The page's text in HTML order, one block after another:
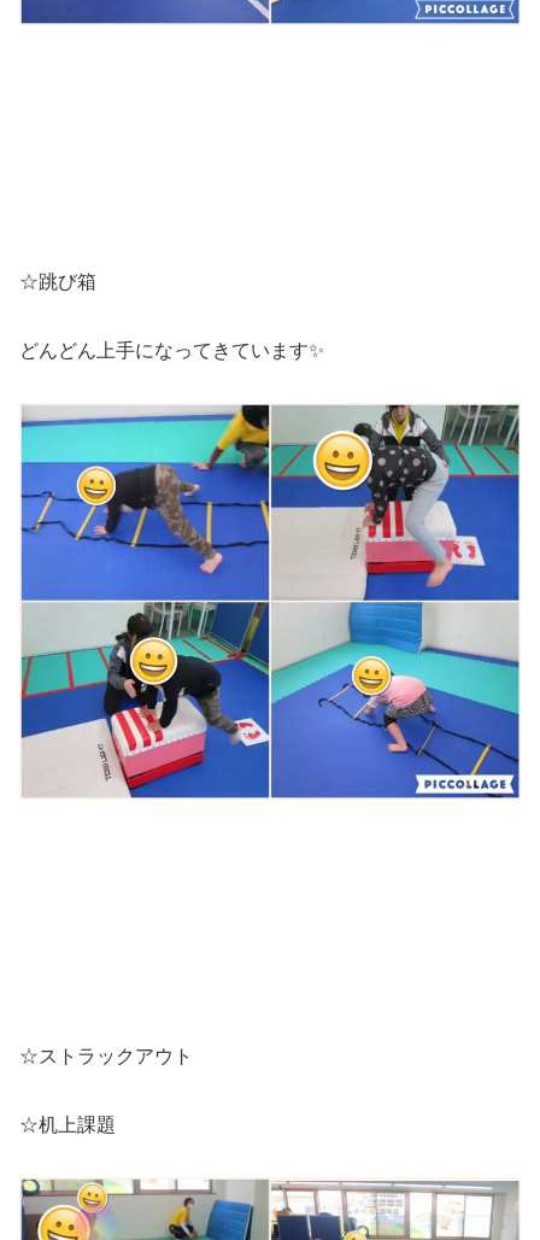
☆跳び箱
どんどん上手になってきています✨
☆ストラックアウト
☆机上課題